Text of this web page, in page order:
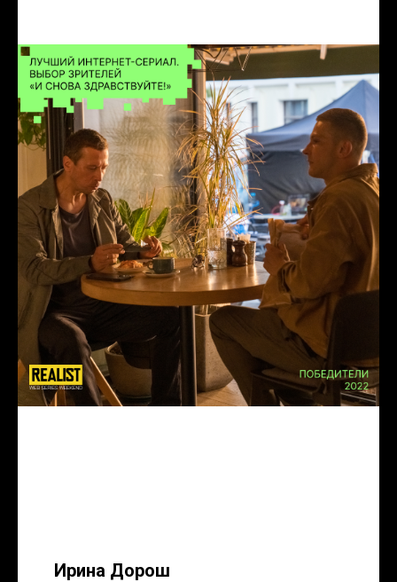
Ирина Дорош